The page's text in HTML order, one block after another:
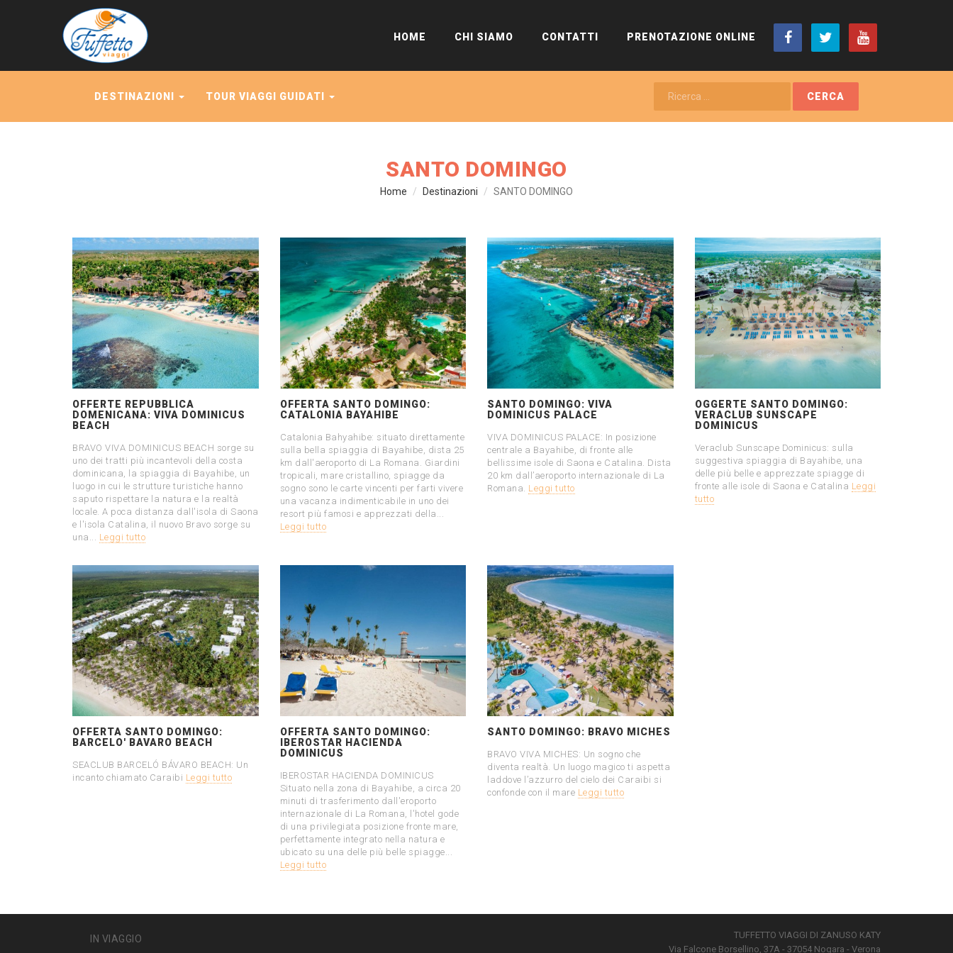
HOME CHI SIAMO CONTATTI PRENOTAZIONE ONLINE
CERCA
DESTINAZIONI TOUR VIAGGI GUIDATI
SANTO DOMINGO
Home Destinazioni SANTO DOMINGO
OFFERTE REPUBBLICA
DOMENICANA: VIVA DOMINICUS
BEACH
BRAVO VIVA DOMINICUS BEACH sorge su
uno dei tratti più incantevoli della costa
dominicana, la spiaggia di Bayahibe, un
luogo in cui le strutture turistiche hanno
saputo rispettare la natura e la realtà
locale. A poca distanza dall'isola di Saona
e l'isola Catalina, il nuovo Bravo sorge su
una... Leggi tutto
OFFERTA SANTO DOMINGO:
CATALONIA BAYAHIBE
Catalonia Bahyahibe: situato direttamente
sulla bella spiaggia di Bayahibe, dista 25
km dall'aeroporto di La Romana. Giardini
tropicali, mare cristallino, spiagge da
sogno sono le carte vincenti per farti vivere
una vacanza indimenticabile in uno dei
resort più famosi e apprezzati della...
Leggi tutto
SANTO DOMINGO: VIVA
DOMINICUS PALACE
VIVA DOMINICUS PALACE: In posizione
centrale a Bayahibe, di fronte alle
bellissime isole di Saona e Catalina. Dista
20 km dall’aeroporto internazionale di La
Romana. Leggi tutto
OGGERTE SANTO DOMINGO:
VERACLUB SUNSCAPE
DOMINICUS
Veraclub Sunscape Dominicus: sulla
suggestiva spiaggia di Bayahibe, una
delle più belle e apprezzate spiagge di
fronte alle isole di Saona e Catalina Leggi
tutto
OFFERTA SANTO DOMINGO:
BARCELO' BAVARO BEACH
SEACLUB BARCELÓ BÁVARO BEACH: Un
incanto chiamato Caraibi Leggi tutto
OFFERTA SANTO DOMINGO:
IBEROSTAR HACIENDA
DOMINICUS
IBEROSTAR HACIENDA DOMINICUS
Situato nella zona di Bayahibe, a circa 20
minuti di trasferimento dall'eroporto
internazionale di La Romana, l'hotel gode
di una privilegiata posizione fronte mare,
perfettamente integrato nella natura e
ubicato su una delle più belle spiagge...
Leggi tutto
SANTO DOMINGO: BRAVO MICHES
BRAVO VIVA MICHES: Un sogno che
diventa realtà. Un luogo magico ti aspetta
laddove l’azzurro del cielo dei Caraibi si
confonde con il mare Leggi tutto
IN VIAGGIO
TUFFETTO VIAGGI DI ZANUSO KATY
Via Falcone Borsellino, 37A - 37054 Nogara - Verona